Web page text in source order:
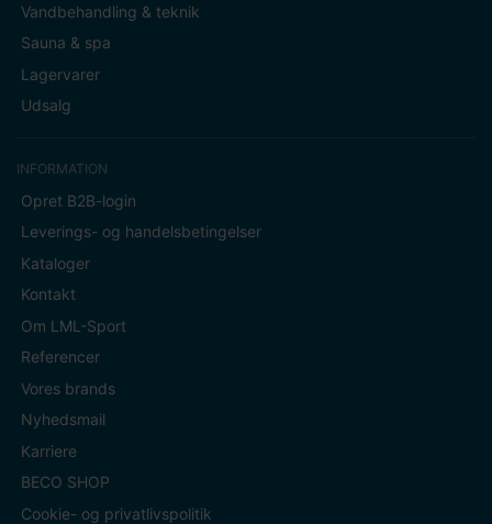
Vandbehandling & teknik
Sauna & spa
Lagervarer
Udsalg
INFORMATION
Opret B2B-login
Leverings- og handelsbetingelser
Kataloger
Kontakt
Om LML-Sport
Referencer
Vores brands
Nyhedsmail
Karriere
BECO SHOP
Cookie- og privatlivspolitik